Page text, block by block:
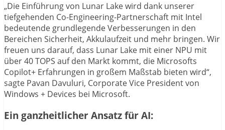
„Die Einführung von Lunar Lake wird dank unserer
tiefgehenden Co-Engineering-Partnerschaft mit Intel
bedeutende grundlegende Verbesserungen in den
Bereichen Sicherheit, Akkulaufzeit und mehr bringen. Wir
freuen uns darauf, dass Lunar Lake mit einer NPU mit
über 40 TOPS auf den Markt kommt, die Microsofts
Copilot+ Erfahrungen in großem Maßstab bieten wird“,
sagte Pavan Davuluri, Corporate Vice President von
Windows + Devices bei Microsoft.
Ein ganzheitlicher Ansatz für AI: